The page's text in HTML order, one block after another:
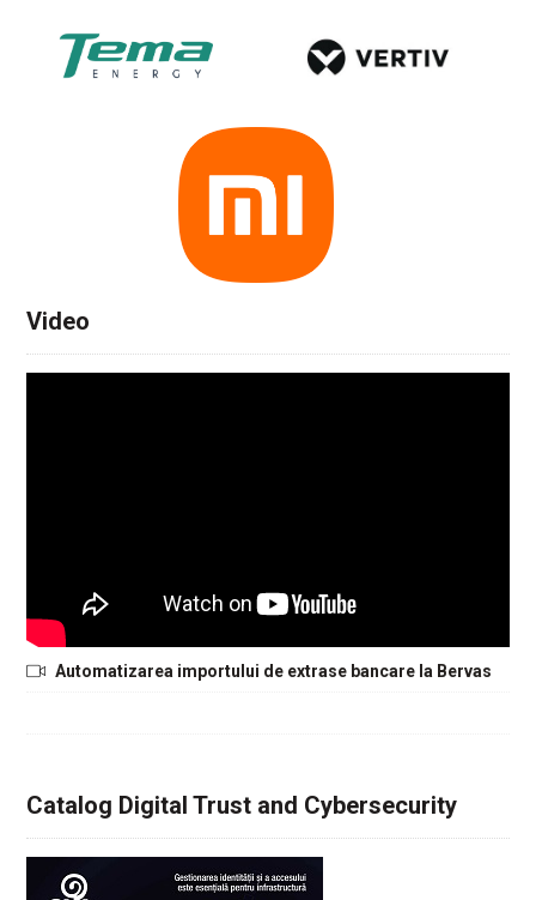
Video
Automatizarea importului de extrase bancare la Bervas
Catalog Digital Trust and Cybersecurity